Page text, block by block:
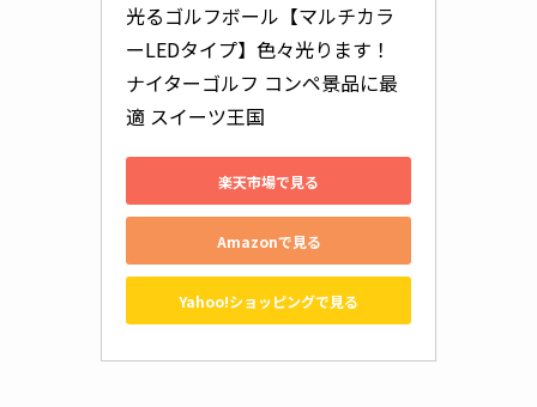
光るゴルフボール【マルチカラ
ーLEDタイプ】色々光ります！
ナイターゴルフ コンペ景品に最
適 スイーツ王国
楽天市場で見る
Amazonで見る
Yahoo!ショッピングで見る